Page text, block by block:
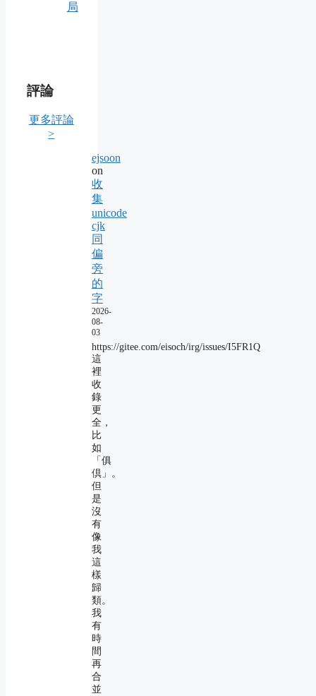
局
評論
更多評論
>
ejsoon
on
收
集
unicode
cjk
同
偏
旁
的
字
2026-
08-
03
https://gitee.com/eisoch/irg/issues/I5FR1Q
這
裡
收
錄
更
全，
比
如
「俱
倶」。
但
是
沒
有
像
我
這
樣
歸
類。
我
有
時
間
再
合
並